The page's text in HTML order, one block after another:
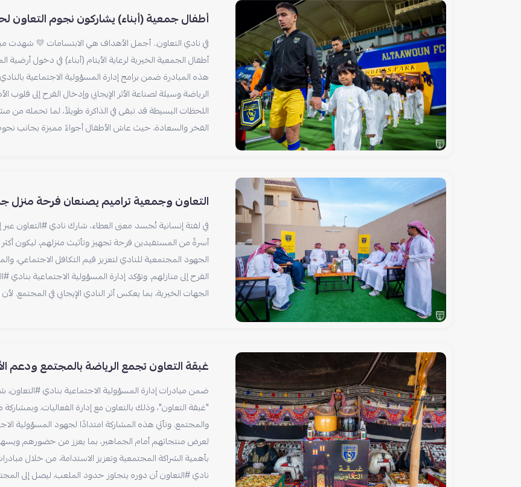
أطفال جمعية (أبناء) يشاركون نجوم التعاون
في نادي التعاون.. أجمل الأهداف هي الابتسامات 💛 شهدت
أطفال الجمعية الخيرية لرعاية الأيتام (أبناء) في دخول أرضية
هذه المبادرة ضمن برامج إدارة المسؤولية الاجتماعية
الرياضة وسيلة لصناعة الأثر الإيجابي وإدخال الفرح إلى قلوب
اللحظات البسيطة قد تبقى في الذاكرة طويلاً، لما تحمله من
الفخر والسعادة، حيث عاش الأطفال أجواءً مميزة بجانب
التعاون وجمعية تراميم يصنعان فرحة منزل
في لفتة إنسانية تُجسد معنى العطاء، شارك نادي #التعاون عبر
أسرةً من المستفيدين فرحة تجهيز وتأثيث منزلهم، ليكون
الجهود المجتمعية للنادي لتعزيز قيم التكافل
الفرح إلى منازلهم. وتؤكد إدارة المسؤولية الاجتماعية بنادي
الجهات الخيرية، بما يعكس أثر النادي الإيجابي في
غبقة التعاون تجمع الرياضة بالمجتمع ودعم
ضمن مبادرات إدارة المسؤولية الاجتماعية بنادي #التعاون،
"غبقة التعاون"، وذلك بالتعاون مع إدارة الفعاليات،
والمجتمع. وتأتي هذه المشاركة امتدادًا لجهود المسؤولية
لعرض منتجاتهم أمام الجماهير، بما يعزز من حضورهم
بأهمية الشراكة المجتمعية وتعزيز الاستدامة، من خلال
نادي #التعاون أن دوره يتجاوز حدود الملعب، ليصل إلى